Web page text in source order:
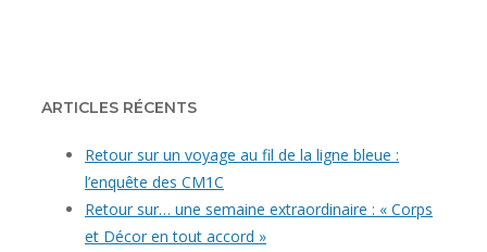
ARTICLES RÉCENTS
Retour sur un voyage au fil de la ligne bleue :
l’enquête des CM1C
Retour sur… une semaine extraordinaire : « Corps
et Décor en tout accord »